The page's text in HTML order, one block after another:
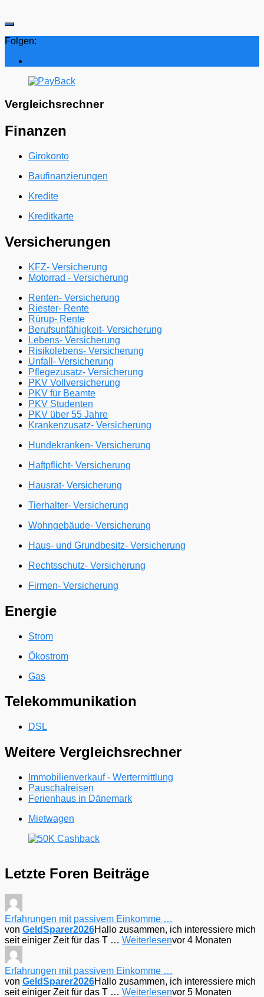
Folgen:
Vergleichsrechner
Finanzen
Girokonto
Baufinanzierungen
Kredite
Kreditkarte
Versicherungen
KFZ- Versicherung
Motorrad - Versicherung
Renten- Versicherung
Riester- Rente
Rürup- Rente
Berufsunfähigkeit- Versicherung
Lebens- Versicherung
Risikolebens- Versicherung
Unfall- Versicherung
Pflegezusatz- Versicherung
PKV Vollversicherung
PKV für Beamte
PKV Studenten
PKV über 55 Jahre
Krankenzusatz- Versicherung
Hundekranken- Versicherung
Haftpflicht- Versicherung
Hausrat- Versicherung
Tierhalter- Versicherung
Wohngebäude- Versicherung
Haus- und Grundbesitz- Versicherung
Rechtsschutz- Versicherung
Firmen- Versicherung
Energie
Strom
Ökostrom
Gas
Telekommunikation
DSL
Weitere Vergleichsrechner
Immobilienverkauf - Wertermittlung
Pauschalreisen
Ferienhaus in Dänemark
Mietwagen
Letzte Foren Beiträge
Erfahrungen mit passivem Einkomme …
von GeldSparer2026Hallo zusammen, ich interessiere mich
seit einiger Zeit für das T … Weiterlesenvor 4 Monaten
Erfahrungen mit passivem Einkomme …
von GeldSparer2026Hallo zusammen, ich interessiere mich
seit einiger Zeit für das T … Weiterlesenvor 5 Monaten